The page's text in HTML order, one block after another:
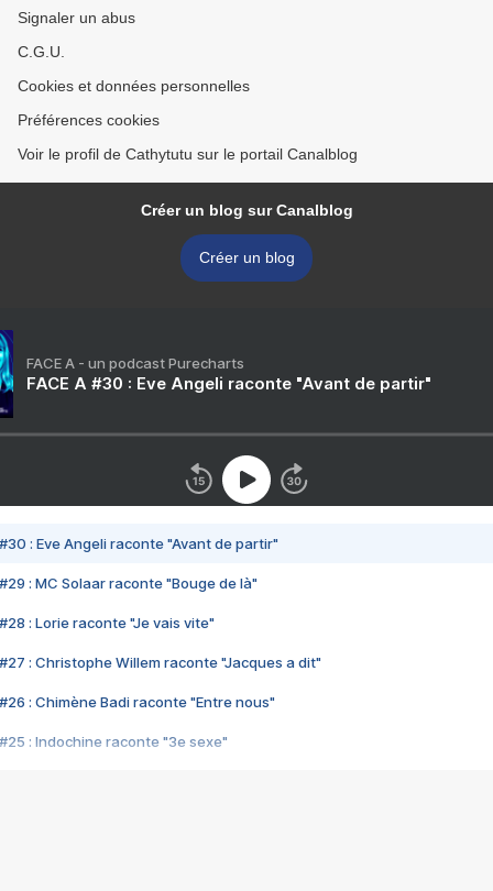
Signaler un abus
C.G.U.
Cookies et données personnelles
Préférences cookies
Voir le profil de Cathytutu sur le portail Canalblog
Créer un blog sur Canalblog
Créer un blog
FACE A - un podcast Purecharts
FACE A #30 : Eve Angeli raconte "Avant de partir"
#30 : Eve Angeli raconte "Avant de partir"
#29 : MC Solaar raconte "Bouge de là"
#28 : Lorie raconte "Je vais vite"
#27 : Christophe Willem raconte "Jacques a dit"
#26 : Chimène Badi raconte "Entre nous"
#25 : Indochine raconte "3e sexe"